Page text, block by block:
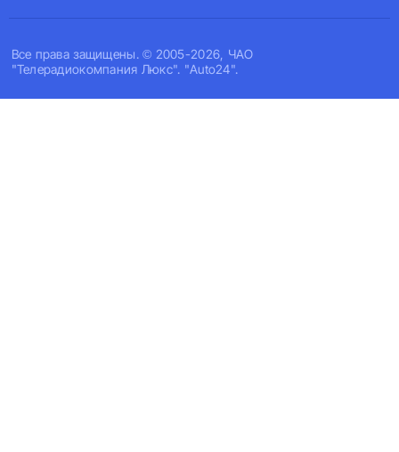
Все права защищены. © 2005-2026, ЧАО
"Телерадиокомпания Люкс". "Auto24".